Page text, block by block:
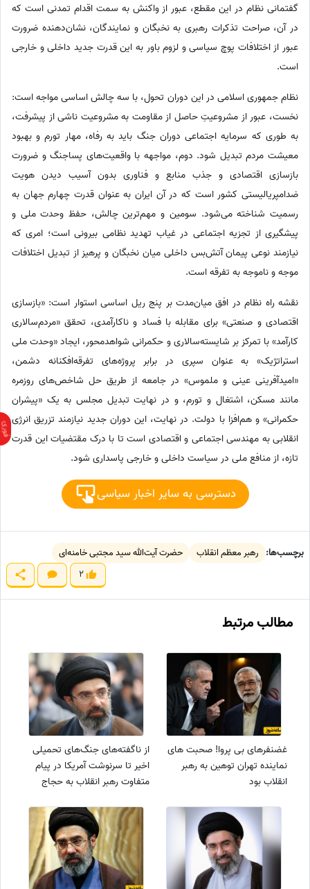
گفتمانی نظام در این مقطع، عبور از واکنش به سمت اقدام تمدنی است که
در آن، صراحت تذکرات رهبری به نخبگان و نمایندگان، نشان‌دهنده ضرورت
عبور از اختلافات پوچ سیاسی و لزوم باور به این قدرت جدید داخلی و خارجی
است.
نظام جمهوری اسلامی در این دوران تحول، با سه چالش اساسی مواجه است:
نخست، عبور از مشروعیتِ حاصل از مقاومت به مشروعیت ناشی از پیشرفت،
به طوری که سرمایه اجتماعی دوران جنگ باید به رفاه، مهار تورم و بهبود
معیشت مردم تبدیل شود. دوم، مواجهه با واقعیت‌های پساجنگ و ضرورت
بازسازی اقتصادی و جذب منابع و فناوری بدون آسیب دیدن هویت
ضدامپریالیستی کشور است که در آن ایران به عنوان قدرت چهارم جهان به
رسمیت شناخته می‌شود. سومین و مهم‌ترین چالش، حفظ وحدت ملی و
پیشگیری از تجزیه اجتماعی در غیاب تهدید نظامی بیرونی است؛ امری که
نیازمند نوعی پیمان آتش‌بس داخلی میان نخبگان و پرهیز از تبدیل اختلافات
موجه و ناموجه به تفرقه است.
نقشه راه نظام در افق میان‌مدت بر پنج ریل اساسی استوار است: «بازسازی
اقتصادی و صنعتی» برای مقابله با فساد و ناکارآمدی، تحقق «مردم‌سالاری
کارآمد» با تمرکز بر شایسته‌سالاری و حکمرانی شواهدمحور، ایجاد «وحدت ملی
استراتژیک» به عنوان سپری در برابر پروژه‌های تفرقه‌افکنانه دشمن،
«امیدآفرینی عینی و ملموس» در جامعه از طریق حل شاخص‌های روزمره
مانند مسکن، اشتغال و تورم، و در نهایت تبدیل مجلس به یک «پیشران
حکمرانی» و هم‌افزا با دولت. در نهایت، این دوران جدید نیازمند تزریق انرژی
انقلابی به مهندسی اجتماعی و اقتصادی است تا با درک مقتضیات این قدرت
تازه، از منافع ملی در سیاست داخلی و خارجی پاسداری شود.
دسترسی به سایر اخبار سیاسی
برچسب‌ها: رهبر معظم انقلاب
حضرت آیت‌الله سید مجتبی خامنه‌ای
2
مطالب مرتبط
غضنفرهای بی پروا! صحبت های
نماینده تهران توهین به رهبر
انقلاب بود
از ناگفته‌های جنگ‌های تحمیلی
اخیر تا سرنوشت آمریکا در پیام
متفاوت رهبر انقلاب به حجاج